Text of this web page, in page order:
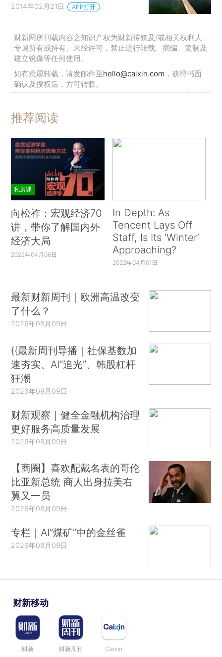
2014年02月21日 APP打开
财新网所刊载内容之知识产权为财新传媒及/或相关权利人
专属所有或持有。未经许可，禁止进行转载、摘编、复制及
建立镜像等任何使用。
如有意愿转载，请发邮件至hello@caixin.com ，获得书面
确认及授权后，方可转载。
推荐阅读
私房课
向松祚：宏观经济70
讲，带你了解国内外
经济大局
2022年04月06日
In Depth: As
Tencent Lays Off
Staff, Is Its ‘Winter’
Approaching?
2022年04月01日
最新财新周刊｜欧洲高温改变
了什么？
2026年08月09日
{{最新周刊导播｜社保基数加
速夯实、AI“追光”、韩股杠杆
狂潮
2026年08月09日
财新观察｜健全金融机构治理
更好服务高质量发展
2026年08月09日
【商圈】喜欢配戴名表的哥伦
比亚新总统 商人出身拉美右
翼又一员
2026年08月09日
专栏｜AI“煤矿”中的金丝雀
2026年08月09日
财新移动
财新 财新周刊 Caixin